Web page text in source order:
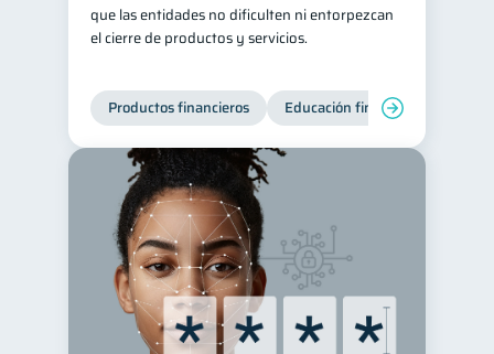
que las entidades no dificulten ni entorpezcan
el cierre de productos y servicios.
Productos financieros Educación financiera